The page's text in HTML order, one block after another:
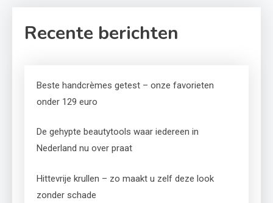
Recente berichten
Beste handcrèmes getest – onze favorieten
onder 129 euro
De gehypte beautytools waar iedereen in
Nederland nu over praat
Hittevrije krullen – zo maakt u zelf deze look
zonder schade